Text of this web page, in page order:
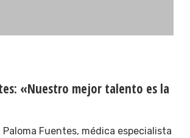
«Nuestro mejor talento es la
Fuentes, médica especialista